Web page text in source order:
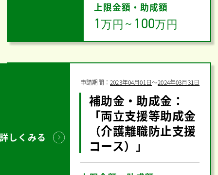
上限金額・助成額
1万円 ～ 100万円
詳しくみる
申請期間：2023年04月01日〜2024年03月31日
補助金・助成金：
「両立支援等助成金
（介護離職防止支援
コース）」